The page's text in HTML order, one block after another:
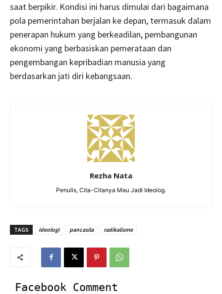
saat berpikir. Kondisi ini harus dimulai dari bagaimana
pola pemerintahan berjalan ke depan, termasuk dalam
penerapan hukum yang berkeadilan, pembangunan
ekonomi yang berbasiskan pemerataan dan
pengembangan kepribadian manusia yang
berdasarkan jati diri kebangsaan.
Rezha Nata
Penulis, Cita-Citanya Mau Jadi Ideolog.
TAGS ideologi pancasila radikalisme
Facebook Comment